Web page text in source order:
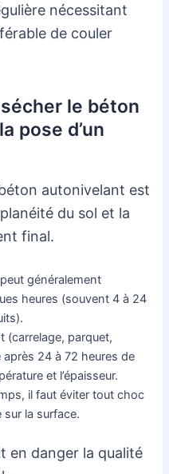
nécessitant
de couler
le béton
pose d’un
autonivelant est
du sol et la
final.
généralement
heures (souvent 4 à 24
(carrelage, parquet,
24 à 72 heures de
et l’épaisseur.
il faut éviter tout choc
la surface.
en danger la qualité